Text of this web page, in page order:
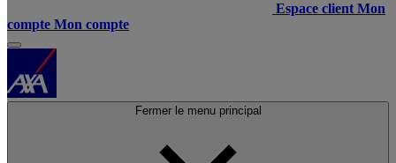
Espace client Mon
compte Mon compte
Fermer le menu principal